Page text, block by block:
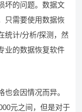
坏的问题。数据文
只需要使用数据恢
统计/分析/探测，然
业的数据恢复软件
会因情况而异。
元之间，但是对于